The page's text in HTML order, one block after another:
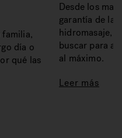
familia,
día o
qué las
Desde los
garantía de la
hidromasaje,
buscar para
al máximo.
Leer más